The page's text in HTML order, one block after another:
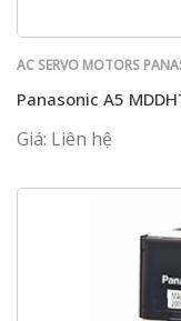
AC SERVO MOTORS
Panasonic A5
Giá: Liên hệ